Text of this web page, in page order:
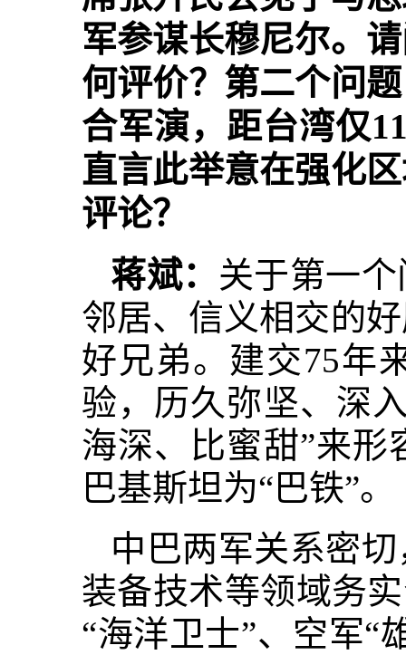
军参谋长穆尼尔。
何评价？第二个问
合军演，距台湾仅
直言此举意在强化
评论？
蒋斌： 关于第一
邻居、信义相交的
好兄弟。建交75年
验，历久弥坚、深
海深、比蜜甜”来
巴基斯坦为“巴铁”。
中巴两军关系密
装备技术等领域务
“海洋卫士”、空军“